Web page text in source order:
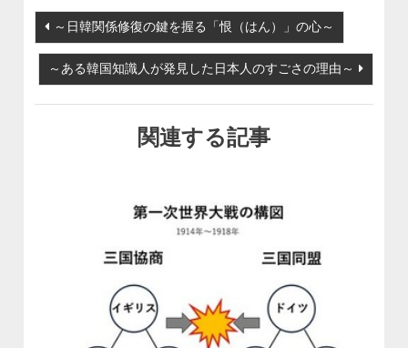
投稿ナビゲーション
～日韓関係修復の鍵を握る「恨（はん）」の心～
～ある韓国知識人が発見した日本人のすごさの理由～
関連する記事